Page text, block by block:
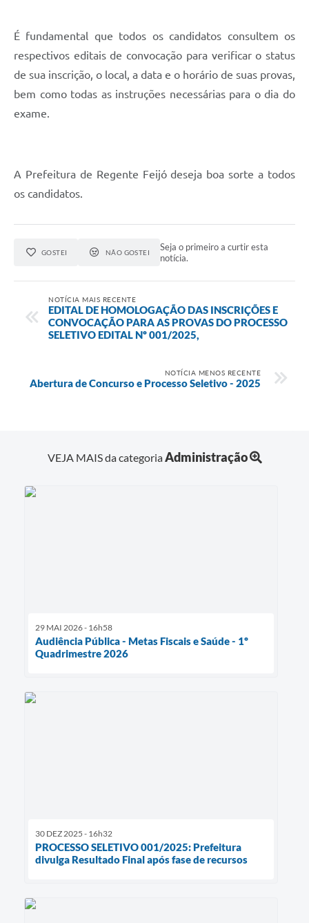
É fundamental que todos os candidatos consultem os
respectivos editais de convocação para verificar o status
de sua inscrição, o local, a data e o horário de suas provas,
bem como todas as instruções necessárias para o dia do
exame.
A Prefeitura de Regente Feijó deseja boa sorte a todos
os candidatos.
GOSTEI NÃO GOSTEI
Seja o primeiro a curtir esta
notícia.
NOTÍCIA MAIS RECENTE
EDITAL DE HOMOLOGAÇÃO DAS INSCRIÇÕES E
CONVOCAÇÃO PARA AS PROVAS DO PROCESSO
SELETIVO EDITAL Nº 001/2025,
NOTÍCIA MENOS RECENTE
Abertura de Concurso e Processo Seletivo - 2025
VEJA MAIS da categoriaAdministração
29 MAI 2026 - 16h58
Audiência Pública - Metas Fiscais e Saúde - 1º
Quadrimestre 2026
30 DEZ 2025 - 16h32
PROCESSO SELETIVO 001/2025: Prefeitura
divulga Resultado Final após fase de recursos